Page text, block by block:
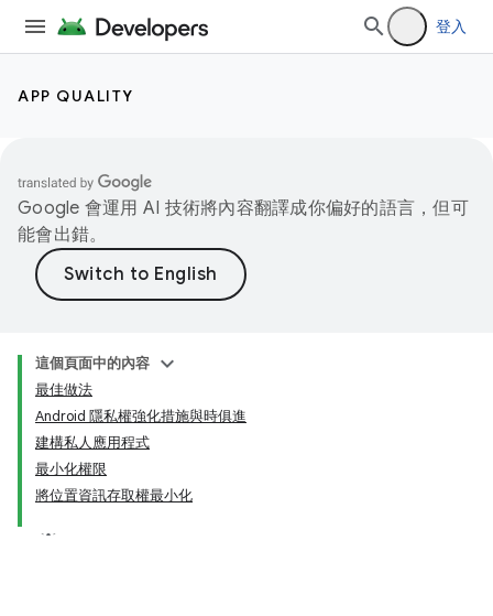
登入
APP QUALITY
Google 會運用 AI 技術將內容翻譯成你偏好的語言，但可
能會出錯。
這個頁面中的內容
最佳做法
Android 隱私權強化措施與時俱進
建構私人應用程式
最小化權限
將位置資訊存取權最小化